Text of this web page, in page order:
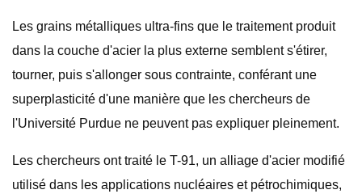
Les grains métalliques ultra-fins que le traitement produit
dans la couche d'acier la plus externe semblent s'étirer,
tourner, puis s'allonger sous contrainte, conférant une
superplasticité d'une manière que les chercheurs de
l'Université Purdue ne peuvent pas expliquer pleinement.
Les chercheurs ont traité le T-91, un alliage d'acier modifié
utilisé dans les applications nucléaires et pétrochimiques,